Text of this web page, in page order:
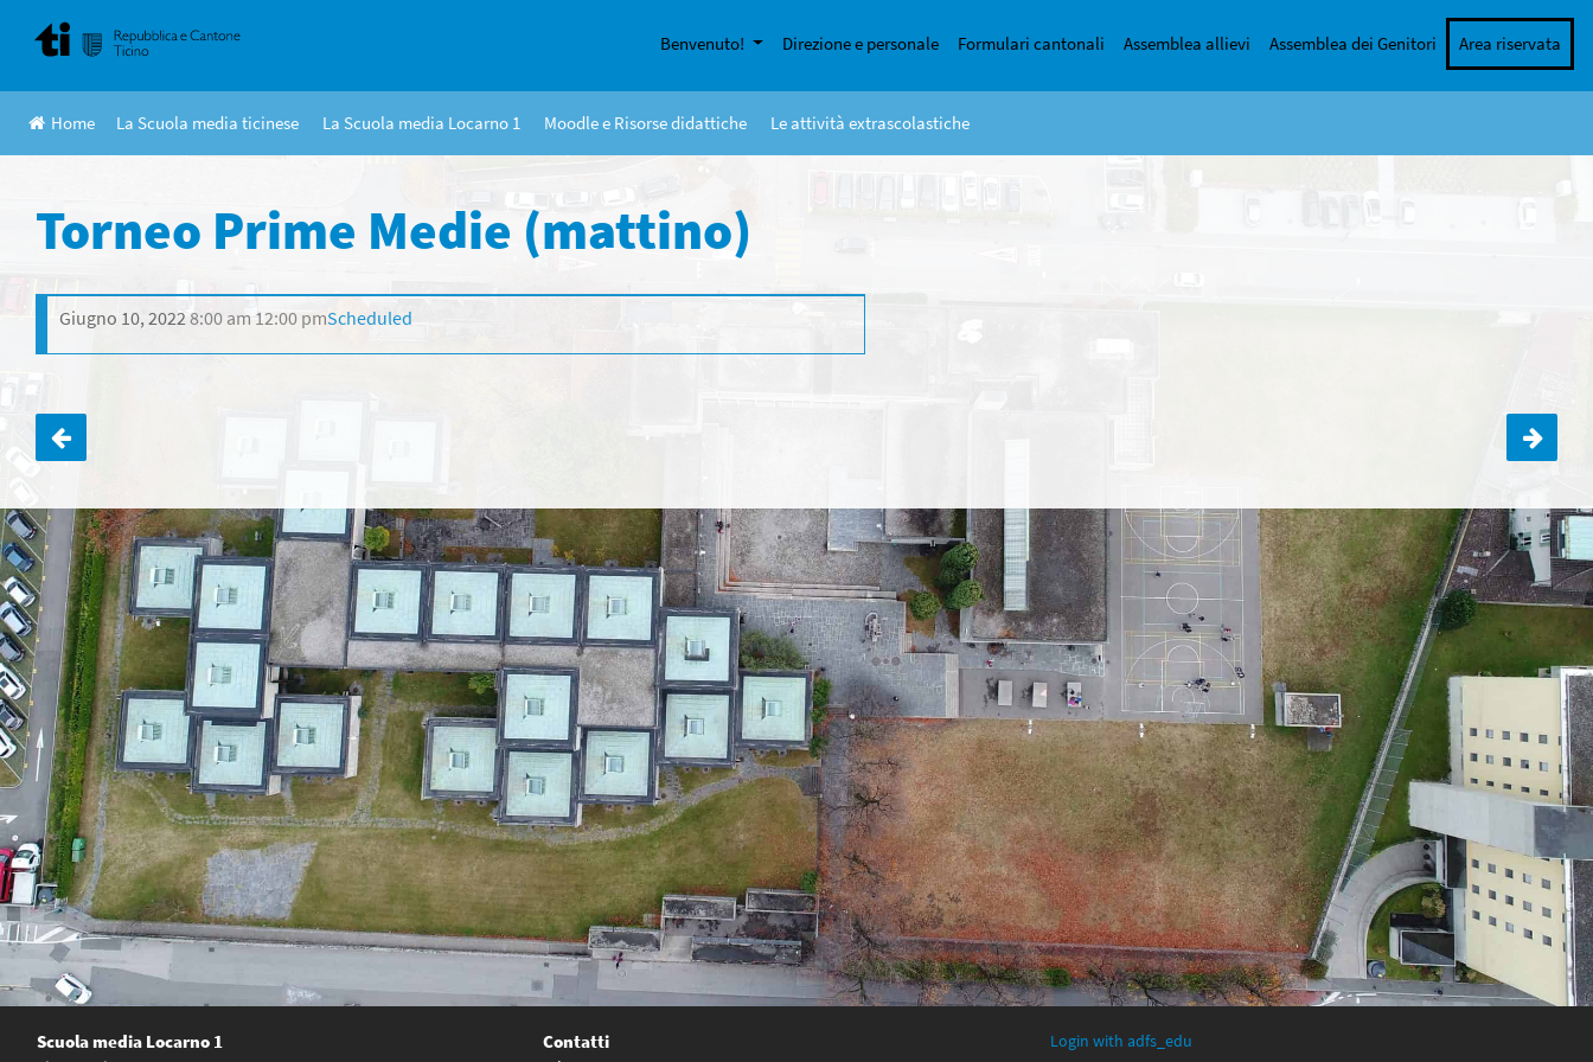
content
Benvenuto! Direzione e personale Formulari cantonali Assemblea allievi Assemblea dei Genitori Area riservata
Home La Scuola media ticinese La Scuola media Locarno 1 Moodle e Risorse didattiche Le attività extrascolastiche
Torneo Prime Medie (mattino)
Giugno 10, 2022 8:00 am 12:00 pmScheduled
Navigazione
articoli
Scuola media Locarno 1
Contatti
Login with adfs_edu